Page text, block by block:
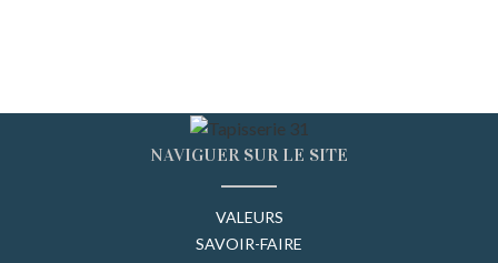
NAVIGUER SUR LE SITE
VALEURS
SAVOIR-FAIRE